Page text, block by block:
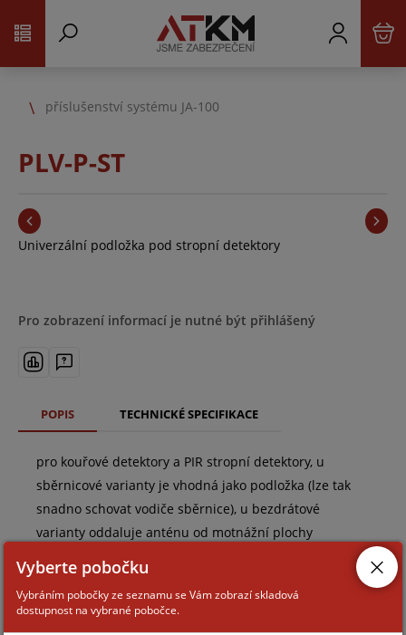
příslušenství systému JA-100
PLV-P-ST
Univerzální podložka pod stropní detektory
Pro zobrazení informací je nutné být přihlášený
POPIS TECHNICKÉ SPECIFIKACE
pro kouřové detektory a PIR stropní detektory, u
sběrnicové varianty je vhodná jako podložka (lze tak
snadno schovat vodiče sběrnice), u bezdrátové
varianty oddaluje anténu od motnážní plochy
Vyberte pobočku
Vybráním pobočky ze seznamu se Vám zobrazí skladová
dostupnost na vybrané pobočce.